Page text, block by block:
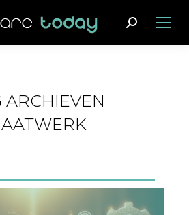
Search:
ARCHIEVEN